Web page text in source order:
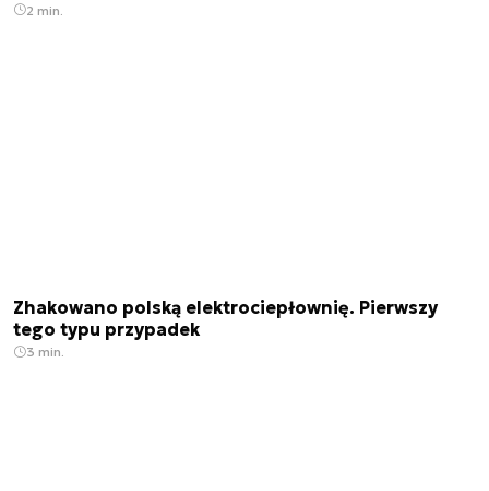
2 min.
Zhakowano polską elektrociepłownię. Pierwszy
tego typu przypadek
3 min.